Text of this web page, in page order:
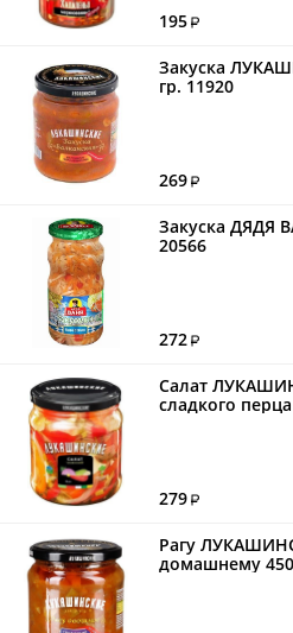
195
Закуска
гр. 11920
269
Закуска ДЯДЯ
20566
272
Салат
сладкого
279
Рагу
домашнему 450